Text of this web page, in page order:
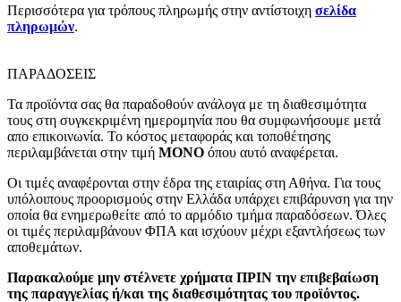
Περισσότερα για τρόπους πληρωμής στην αντίστοιχη σελίδα
πληρωμών.
ΠΑΡΑΔΟΣΕΙΣ
Τα προϊόντα σας θα παραδοθούν ανάλογα με τη διαθεσιμότητα
τους στη συγκεκριμένη ημερομηνία που θα συμφωνήσουμε μετά
απο επικοινωνία. Το κόστος μεταφοράς και τοποθέτησης
περιλαμβάνεται στην τιμή MONO όπου αυτό αναφέρεται.
Οι τιμές αναφέρονται στην έδρα της εταιρίας στη Αθήνα. Για τους
υπόλοιπους προορισμούς στην Ελλάδα υπάρχει επιβάρυνση για την
οποία θα ενημερωθείτε από το αρμόδιο τμήμα παραδόσεων. Όλες
οι τιμές περιλαμβάνουν ΦΠΑ και ισχύουν μέχρι εξαντλήσεως των
αποθεμάτων.
Παρακαλούμε μην στέλνετε χρήματα ΠΡΙΝ την επιβεβαίωση
της παραγγελίας ή/και της διαθεσιμότητας του προϊόντος.